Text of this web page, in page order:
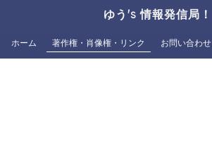
ゆう's 情報発信局！
ホーム 著作権・肖像権・リンク お問い合わせ